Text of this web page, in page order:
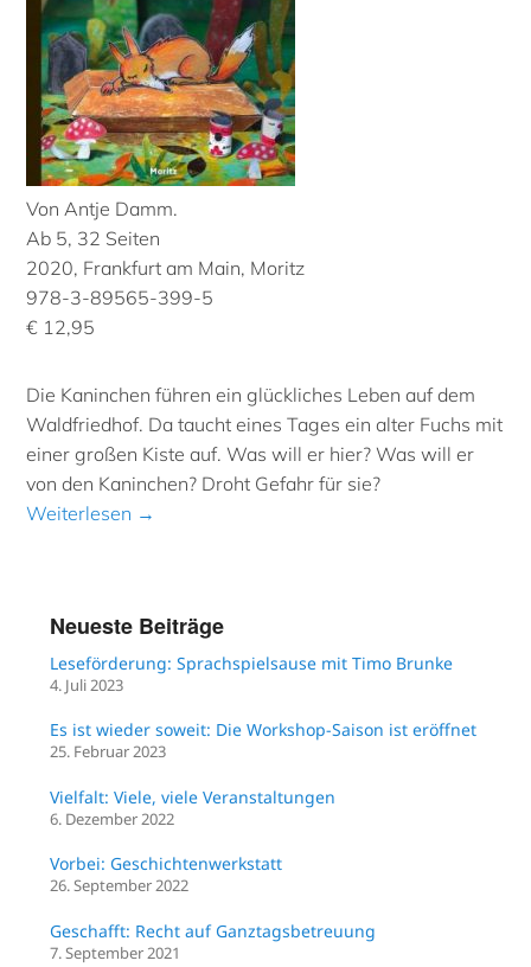
Von Antje Damm.
Ab 5, 32 Seiten
2020, Frankfurt am Main, Moritz
978-3-89565-399-5
€ 12,95
Die Kaninchen führen ein glückliches Leben auf dem
Waldfriedhof. Da taucht eines Tages ein alter Fuchs mit
einer großen Kiste auf. Was will er hier? Was will er
von den Kaninchen? Droht Gefahr für sie?
Weiterlesen →
Neueste Beiträge
Leseförderung: Sprachspielsause mit Timo Brunke
4. Juli 2023
Es ist wieder soweit: Die Workshop-Saison ist eröffnet
25. Februar 2023
Vielfalt: Viele, viele Veranstaltungen
6. Dezember 2022
Vorbei: Geschichtenwerkstatt
26. September 2022
Geschafft: Recht auf Ganztagsbetreuung
7. September 2021